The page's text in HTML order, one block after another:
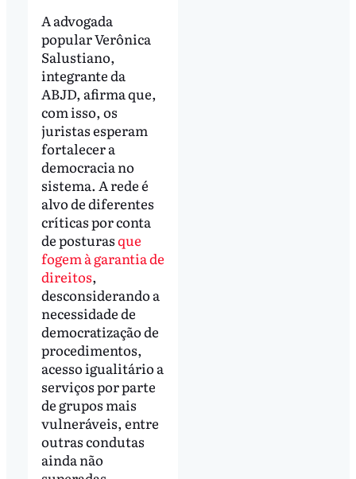
A advogada
popular Verônica
Salustiano,
integrante da
ABJD, afirma que,
com isso, os
juristas esperam
fortalecer a
democracia no
sistema. A rede é
alvo de diferentes
críticas por conta
de posturasque
fogem à garantia de
direitos,
desconsiderando a
necessidade de
democratização de
procedimentos,
acesso igualitário a
serviços por parte
de grupos mais
vulneráveis, entre
outras condutas
ainda não